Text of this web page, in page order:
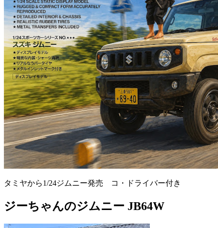
タミヤから1/24ジムニー発売 コ・ドライバー付き
ジーちゃんのジムニー JB64W